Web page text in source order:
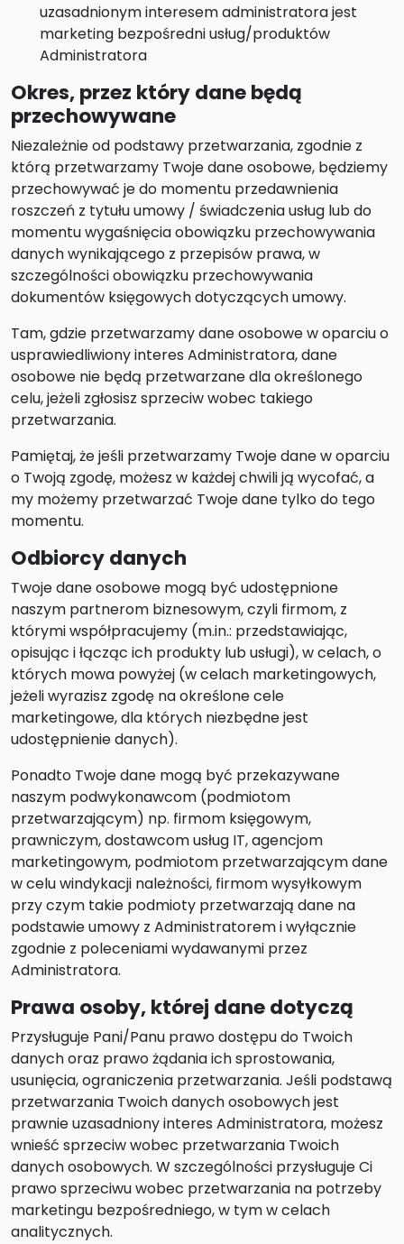
uzasadnionym interesem administratora jest
marketing bezpośredni usług/produktów
Administratora
Okres, przez który dane będą
przechowywane
Niezależnie od podstawy przetwarzania, zgodnie z
którą przetwarzamy Twoje dane osobowe, będziemy
przechowywać je do momentu przedawnienia
roszczeń z tytułu umowy / świadczenia usług lub do
momentu wygaśnięcia obowiązku przechowywania
danych wynikającego z przepisów prawa, w
szczególności obowiązku przechowywania
dokumentów księgowych dotyczących umowy.
Tam, gdzie przetwarzamy dane osobowe w oparciu o
usprawiedliwiony interes Administratora, dane
osobowe nie będą przetwarzane dla określonego
celu, jeżeli zgłosisz sprzeciw wobec takiego
przetwarzania.
Pamiętaj, że jeśli przetwarzamy Twoje dane w oparciu
o Twoją zgodę, możesz w każdej chwili ją wycofać, a
my możemy przetwarzać Twoje dane tylko do tego
momentu.
Odbiorcy danych
Twoje dane osobowe mogą być udostępnione
naszym partnerom biznesowym, czyli firmom, z
którymi współpracujemy (m.in.: przedstawiając,
opisując i łącząc ich produkty lub usługi), w celach, o
których mowa powyżej (w celach marketingowych,
jeżeli wyrazisz zgodę na określone cele
marketingowe, dla których niezbędne jest
udostępnienie danych).
Ponadto Twoje dane mogą być przekazywane
naszym podwykonawcom (podmiotom
przetwarzającym) np. firmom księgowym,
prawniczym, dostawcom usług IT, agencjom
marketingowym, podmiotom przetwarzającym dane
w celu windykacji należności, firmom wysyłkowym
przy czym takie podmioty przetwarzają dane na
podstawie umowy z Administratorem i wyłącznie
zgodnie z poleceniami wydawanymi przez
Administratora.
Prawa osoby, której dane dotyczą
Przysługuje Pani/Panu prawo dostępu do Twoich
danych oraz prawo żądania ich sprostowania,
usunięcia, ograniczenia przetwarzania. Jeśli podstawą
przetwarzania Twoich danych osobowych jest
prawnie uzasadniony interes Administratora, możesz
wnieść sprzeciw wobec przetwarzania Twoich
danych osobowych. W szczególności przysługuje Ci
prawo sprzeciwu wobec przetwarzania na potrzeby
marketingu bezpośredniego, w tym w celach
analitycznych.